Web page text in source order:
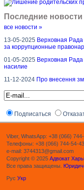
Последние новости
все новости »
13-05-2025 Верховная Рада
за коррупционные
01-05-2025 Верховная
насилие
11-12-2024 Про внесення
Подписаться
Viber, WhatsApp: +38 (066)
Телефоны: +38 (066) 744-54-
e-mail: 3744313@gmail.com
Copyright © 2025 Адвокат
Все права защищены.
Рус Укр